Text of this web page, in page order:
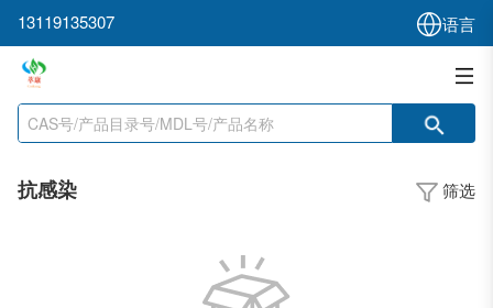
13119135307 语言
抗感染 筛选